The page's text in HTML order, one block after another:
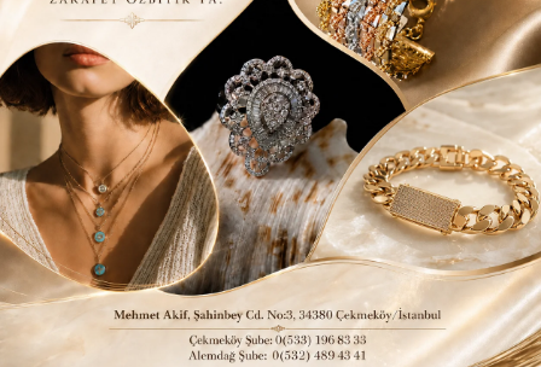
Ana Sayfa›Güncel
IHLAMUR KAFE,
TRABZONPARK MİLLET
BAHÇESİ’NDE HİZMETE
AÇILDI..
Giriş: 26-11-2025 20:46
Güncelleme: 26-11-2025 20:47
Güncel İLÇELERDEN HABERLER